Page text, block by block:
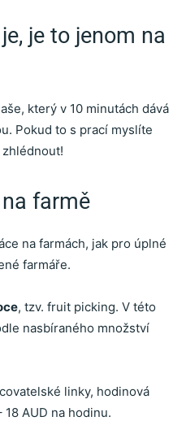
je to jenom na
který v 10 minutách dává
Pokud to s prací myslíte
farmě
na farmách, jak pro úplné
farmáře.
, tzv. fruit picking. V této
nasbíraného množství
linky, hodinová
AUD na hodinu.